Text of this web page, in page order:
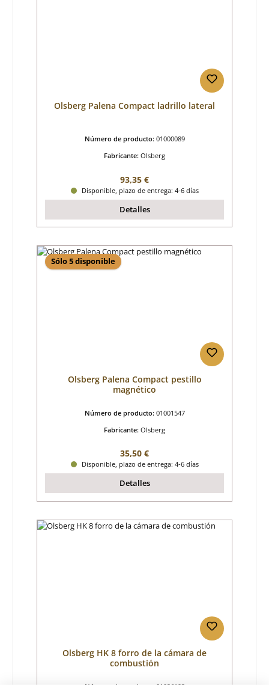
Olsberg Palena Compact ladrillo lateral
Número de producto: 01000089
Fabricante: Olsberg
Precio normal:
93,35 €
Disponible, plazo de entrega: 4-6 días
Detalles
Sólo 5 disponible
Olsberg Palena Compact pestillo
magnético
Número de producto: 01001547
Fabricante: Olsberg
Precio normal:
35,50 €
Disponible, plazo de entrega: 4-6 días
Detalles
Olsberg HK 8 forro de la cámara de
combustión